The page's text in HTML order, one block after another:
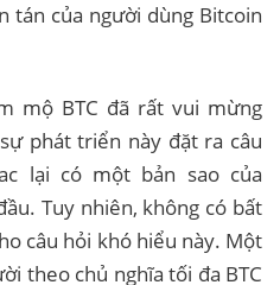
tán của người dùng Bitcoin
mộ BTC đã rất vui mừng
phát triển này đặt ra câu
lại có một bản sao của
Tuy nhiên, không có bất
câu hỏi khó hiểu này. Một
theo chủ nghĩa tối đa BTC